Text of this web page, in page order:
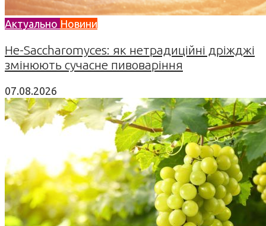
Актуально Новини
Не-Saccharomyces: як нетрадиційні дріжджі
змінюють сучасне пивоваріння
07.08.2026